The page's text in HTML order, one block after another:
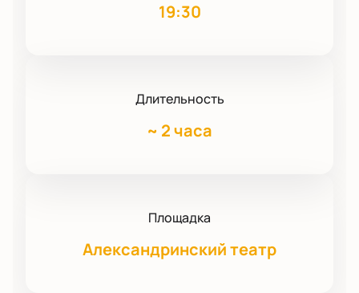
19:30
Длительность
~ 2 часа
Площадка
Александринский театр